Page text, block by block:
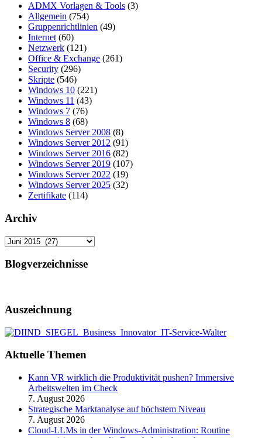
ADMX Vorlagen & Tools (3)
Allgemein (754)
Gruppenrichtlinien (49)
Internet (60)
Netzwerk (121)
Office & Exchange (261)
Security (296)
Skripte (546)
Windows 10 (221)
Windows 11 (43)
Windows 7 (76)
Windows 8 (68)
Windows Server 2008 (8)
Windows Server 2012 (91)
Windows Server 2016 (82)
Windows Server 2019 (107)
Windows Server 2022 (19)
Windows Server 2025 (32)
Zertifikate (114)
Archiv
Archiv
Blogverzeichnisse
Auszeichnung
Aktuelle Themen
Kann VR wirklich die Produktivität pushen? Immersive
Arbeitswelten im Check
7. August 2026
Strategische Marktanalyse auf höchstem Niveau
7. August 2026
Cloud-LLMs in der Windows-Administration: Routine